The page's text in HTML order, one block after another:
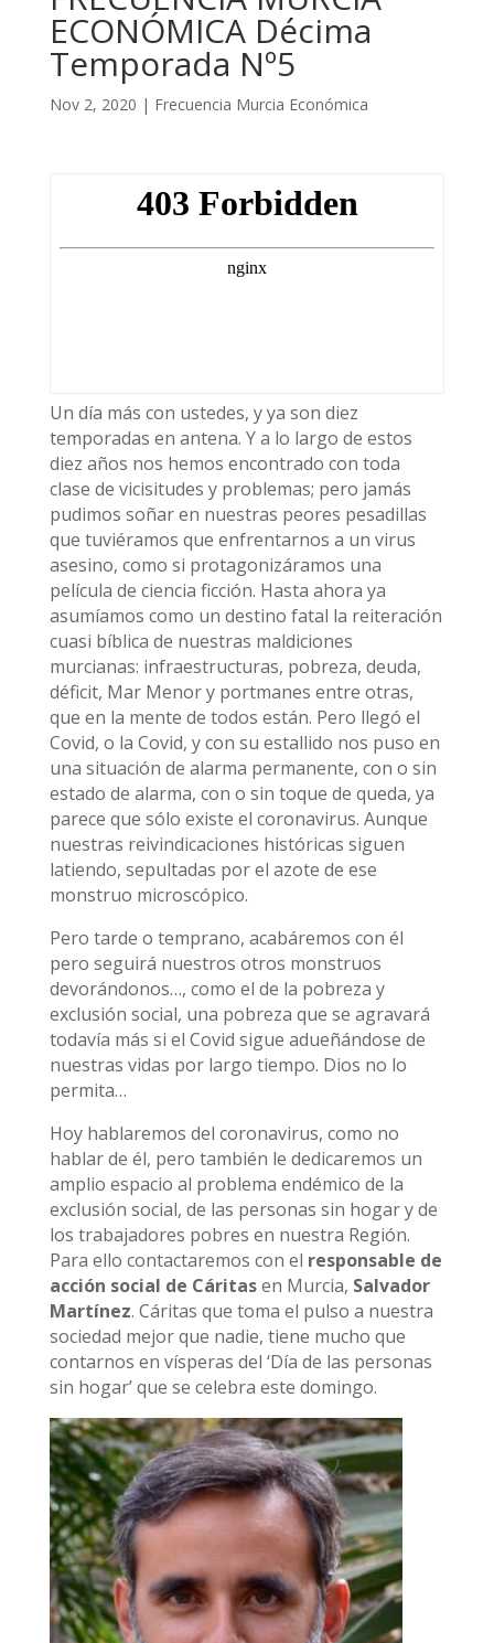
ECONÓMICA Décima
Temporada Nº5
Nov 2, 2020 | Frecuencia Murcia Económica
Un día más con ustedes, y ya son diez
temporadas en antena. Y a lo largo de estos
diez años nos hemos encontrado con toda
clase de vicisitudes y problemas; pero jamás
pudimos soñar en nuestras peores pesadillas
que tuviéramos que enfrentarnos a un virus
asesino, como si protagonizáramos una
película de ciencia ficción. Hasta ahora ya
asumíamos como un destino fatal la reiteración
cuasi bíblica de nuestras maldiciones
murcianas: infraestructuras, pobreza, deuda,
déficit, Mar Menor y portmanes entre otras,
que en la mente de todos están. Pero llegó el
Covid, o la Covid, y con su estallido nos puso en
una situación de alarma permanente, con o sin
estado de alarma, con o sin toque de queda, ya
parece que sólo existe el coronavirus. Aunque
nuestras reivindicaciones históricas siguen
latiendo, sepultadas por el azote de ese
monstruo microscópico.
Pero tarde o temprano, acabáremos con él
pero seguirá nuestros otros monstruos
devorándonos…, como el de la pobreza y
exclusión social, una pobreza que se agravará
todavía más si el Covid sigue adueñándose de
nuestras vidas por largo tiempo. Dios no lo
permita…
Hoy hablaremos del coronavirus, como no
hablar de él, pero también le dedicaremos un
amplio espacio al problema endémico de la
exclusión social, de las personas sin hogar y de
los trabajadores pobres en nuestra Región.
Para ello contactaremos con el responsable de
acción social de Cáritasen Murcia, Salvador
Martínez. Cáritas que toma el pulso a nuestra
sociedad mejor que nadie, tiene mucho que
contarnos en vísperas del ‘Día de las personas
sin hogar’ que se celebra este domingo.